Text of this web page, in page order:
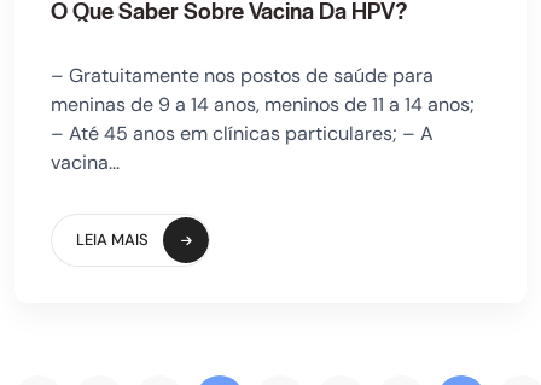
O Que Saber Sobre Vacina Da HPV?
– Gratuitamente nos postos de saúde para
meninas de 9 a 14 anos, meninos de 11 a 14 anos;
– Até 45 anos em clínicas particulares; – A
vacina...
LEIA MAIS